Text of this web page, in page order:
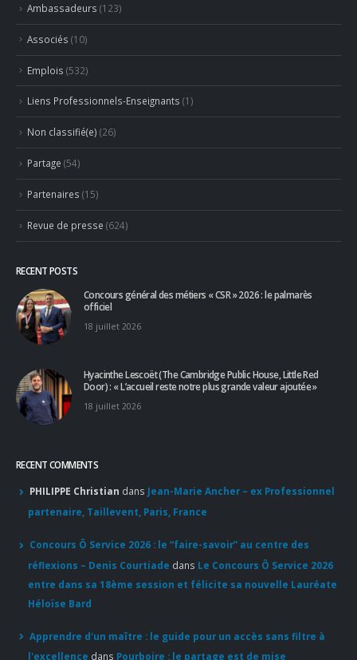
Ambassadeurs (123)
Associés (10)
Emplois (532)
Liens Professionnels-Enseignants (1)
Non classifié(e) (26)
Partage (54)
Partenaires (15)
Revue de presse (624)
RECENT POSTS
Concours général des métiers « CSR » 2026 : le palmarès
officiel
18 juillet 2026
Hyacinthe Lescoët (The Cambridge Public House, Little Red
Door) : « L’accueil reste notre plus grande valeur ajoutée »
18 juillet 2026
RECENT COMMENTS
PHILIPPE Christian dans Jean-Marie Ancher – ex Professionnel
partenaire, Taillevent, Paris, France
Concours Ô Service 2026 : le “faire-savoir” au centre des
réflexions – Denis Courtiade dans Le Concours Ô Service 2026
entre dans sa 18ème session et félicite sa nouvelle Lauréate
Héloïse Bard
Apprendre d'un maître : le guide pour un accès sans filtre à
l'excellence dans Pourboire : le partage est de mise